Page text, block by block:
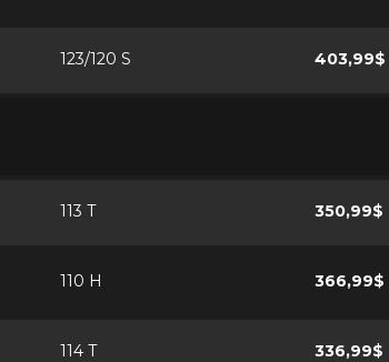
123/120 S 403,99$
113 T 350,99$
110 H 366,99$
114 T 336,99$